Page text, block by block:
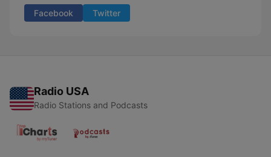
Facebook Twitter
Radio USA
Radio Stations and Podcasts